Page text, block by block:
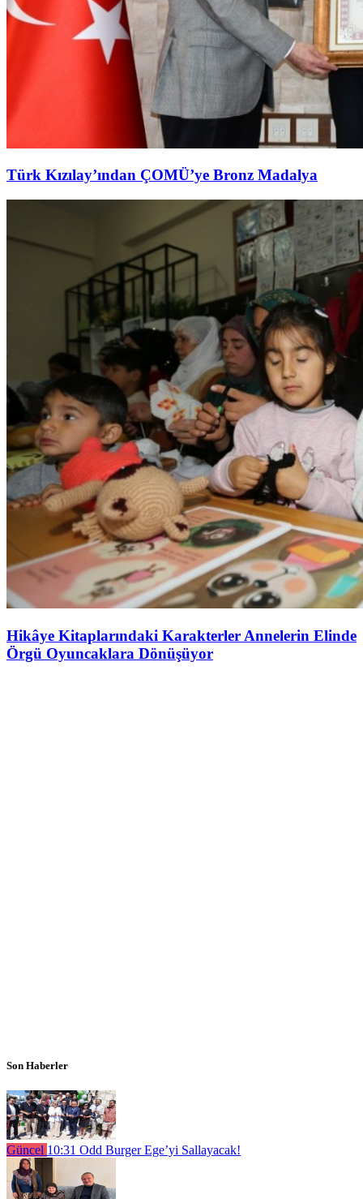
Türk Kızılay’ından ÇOMÜ’ye Bronz Madalya
Hikâye Kitaplarındaki Karakterler Annelerin Elinde
Örgü Oyuncaklara Dönüşüyor
Son Haberler
Güncel 10:31 Odd Burger Ege’yi Sallayacak!